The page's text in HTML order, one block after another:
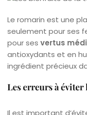
Le romarin est une
seulement pour ses
pour ses vertus
antioxydants et en
ingrédient précieux
Les erreurs à
Il est important